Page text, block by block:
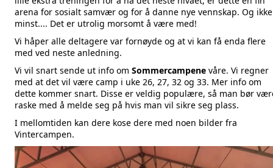
arena for sosialt samvær og for å danne nye vennskap. Og ikke
minst.... Det er utrolig morsomt å være med!
Vi håper alle deltagere var fornøyde og at vi kan få enda flere
med ved neste anledning.
Vi vil snart sende ut info om Sommercampene våre. Vi regner
med at det vil være camp i uke 26, 27, 32 og 33. Mer info om
dette kommer snart. Disse er veldig populære, så man bør
raske med å melde seg på hvis man vil sikre seg plass.
I mellomtiden kan dere kose dere med noen bilder fra
Vintercampen.